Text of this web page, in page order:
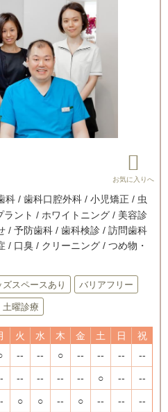
科 / 歯科口腔外科 / 小児矯正 / 虫
ント / ホワイトニング / 美容診
/ 予防歯科 / 歯科検診 / 訪問歯科
/ 口臭 / クリーニング / つめ物・
ズスペースあり バリアフリー
土曜診療
火 水 木 金 土 日
祝
-- -- ○ -- -- -- --
-- -- -- -- ○ -- --
○ ○ -- ○ -- -- --